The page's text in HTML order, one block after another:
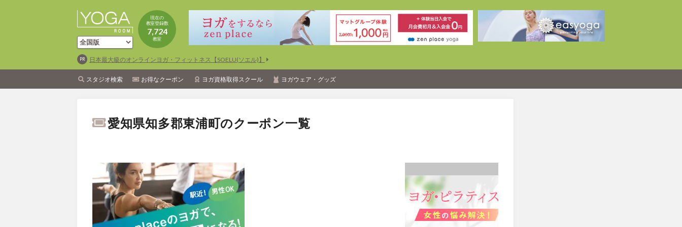
現在の
教室登録数
7,724
教室
日本最大級のオンラインヨガ・フィットネス【SOELU(ソエル)】
スタジオ検索 お得なクーポン ヨガ資格取得スクール ヨガウェア・グッズ
愛知県知多郡東浦町のクーポン一覧